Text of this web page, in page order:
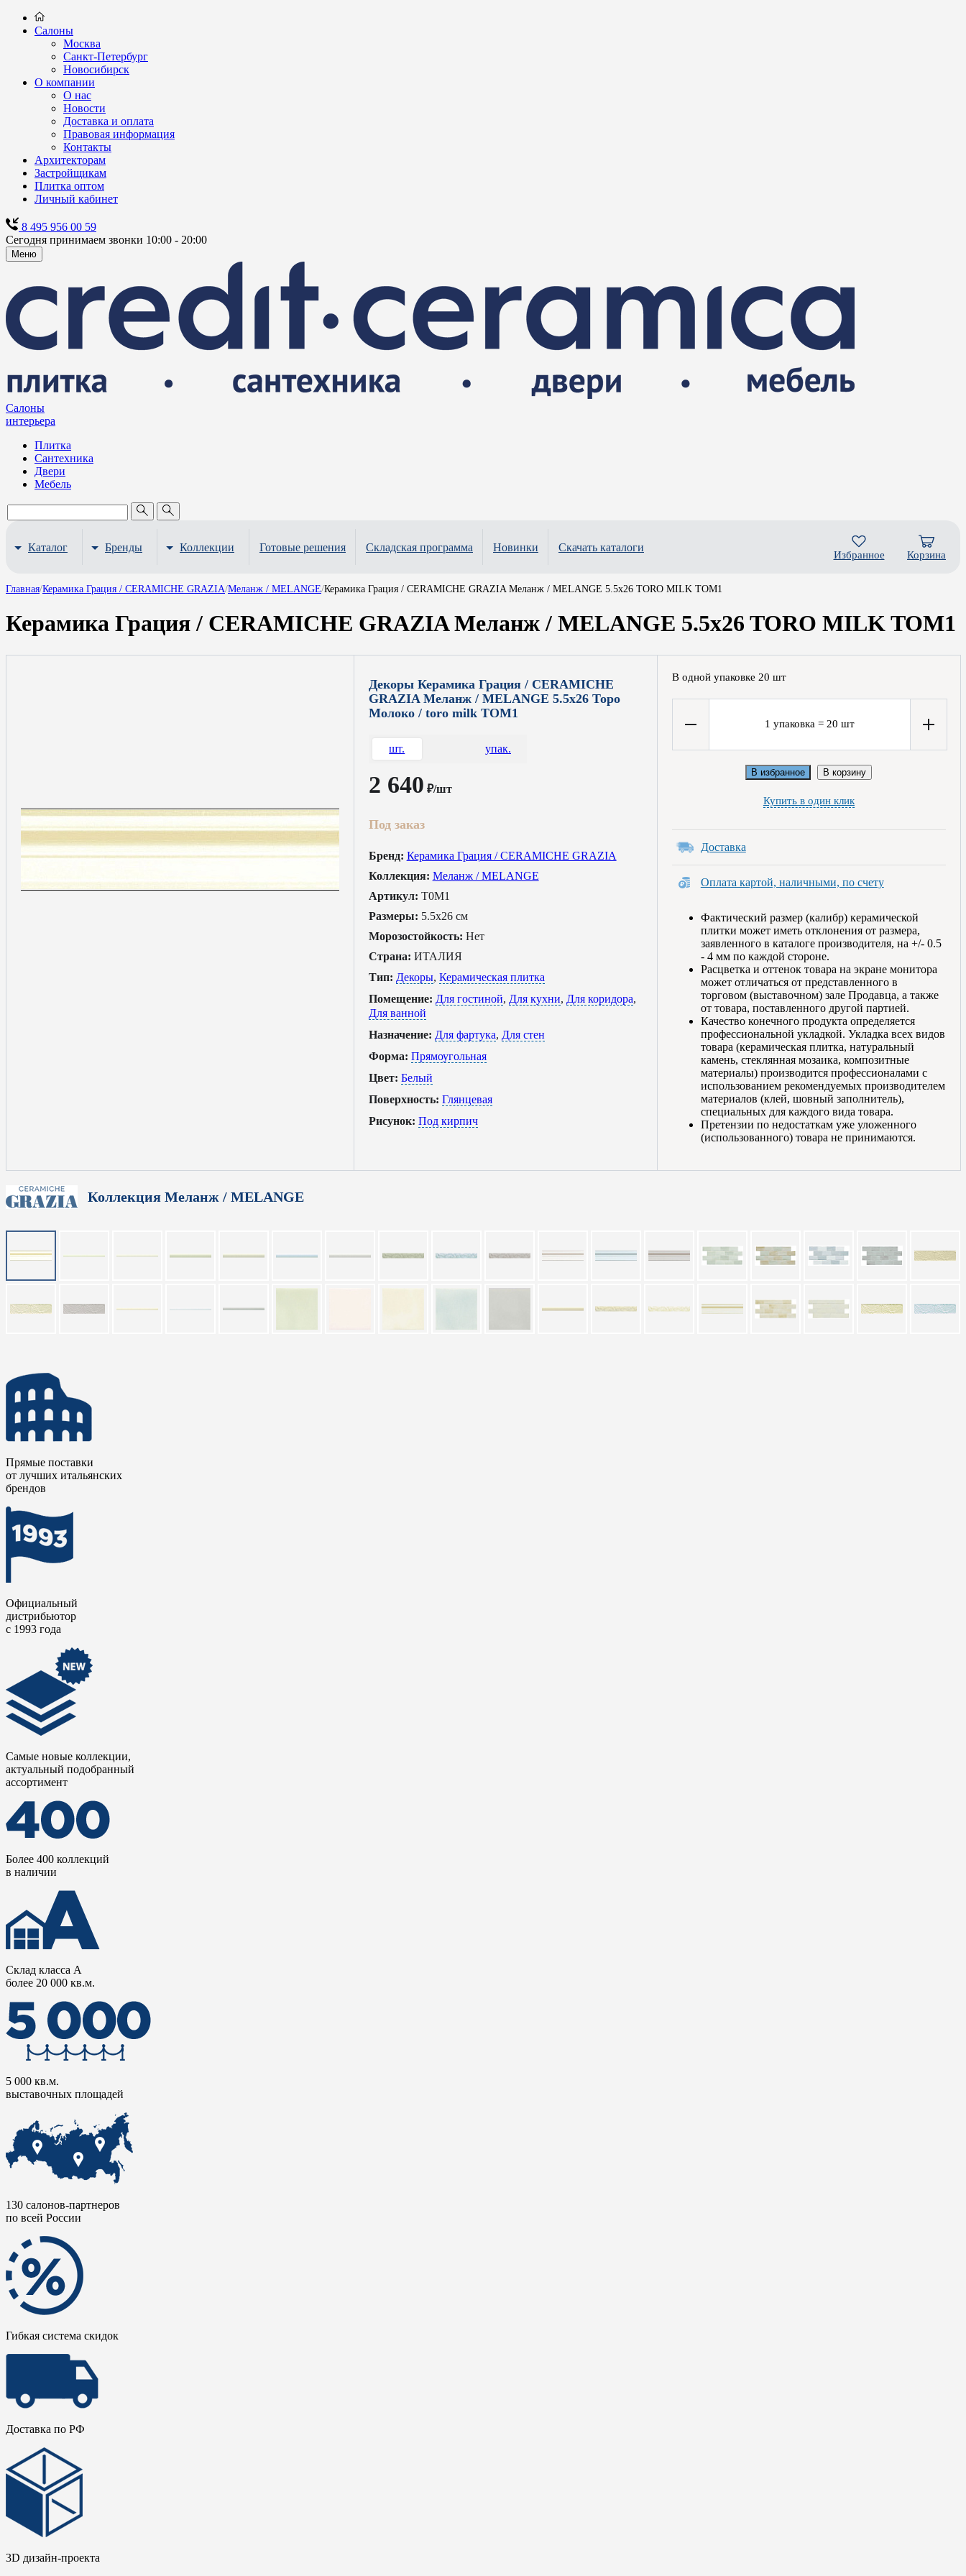
Салоны
Москва
Санкт-Петербург
Новосибирск
О компании
О нас
Новости
Доставка и оплата
Правовая информация
Контакты
Архитекторам
Застройщикам
Плитка оптом
Личный кабинет
8 495 956 00 59
Сегодня принимаем звонки 10:00 - 20:00
Меню
Салоны
интерьера
Плитка
Сантехника
Двери
Мебель
Каталог Бренды Коллекции Готовые решения Складская программа Новинки Скачать каталоги
Избранное Корзина
Главная/Керамика Грация / CERAMICHE GRAZIA/Меланж / MELANGE/Керамика Грация / CERAMICHE GRAZIA Меланж / MELANGE 5.5x26 TORO MILK TOM1
Керамика Грация / CERAMICHE GRAZIA Меланж / MELANGE 5.5x26 TORO MILK TOM1
Декоры Керамика Грация / CERAMICHE
GRAZIA Меланж / MELANGE 5.5x26 Торо
Молоко / toro milk TOM1
шт. упак.
2 640 ₽/шт
Под заказ
Бренд: Керамика Грация / CERAMICHE GRAZIA
Коллекция: Меланж / MELANGE
Артикул: T0M1
Размеры: 5.5x26 см
Морозостойкость: Нет
Страна: ИТАЛИЯ
Тип: Декоры, Керамическая плитка
Помещение: Для гостиной, Для кухни, Для коридора,
Для ванной
Назначение: Для фартука, Для стен
Форма: Прямоугольная
Цвет: Белый
Поверхность: Глянцевая
Рисунок: Под кирпич
В одной упаковке 20 шт
1 упаковка = 20 шт
В избранное В корзину
Купить в один клик
Доставка
Оплата картой, наличными, по счету
Фактический размер (калибр) керамической
плитки может иметь отклонения от размера,
заявленного в каталоге производителя, на +/- 0.5
- 4 мм по каждой стороне.
Расцветка и оттенок товара на экране монитора
может отличаться от представленного в
торговом (выставочном) зале Продавца, а также
от товара, поставленного другой партией.
Качество конечного продукта определяется
профессиональной укладкой. Укладка всех видов
товара (керамическая плитка, натуральный
камень, стеклянная мозаика, композитные
материалы) производится профессионалами с
использованием рекомендуемых производителем
материалов (клей, шовный заполнитель),
специальных для каждого вида товара.
Претензии по недостаткам уже уложенного
(использованного) товара не принимаются.
Коллекция Меланж / MELANGE
Прямые поставки
от лучших итальянских
брендов
Официальный
дистрибьютор
с 1993 года
Самые новые коллекции,
актуальный подобранный
ассортимент
Более 400 коллекций
в наличии
Склад класса А
более 20 000 кв.м.
5 000 кв.м.
выставочных площадей
130 салонов-партнеров
по всей России
Гибкая система скидок
Доставка по РФ
3D дизайн-проекта